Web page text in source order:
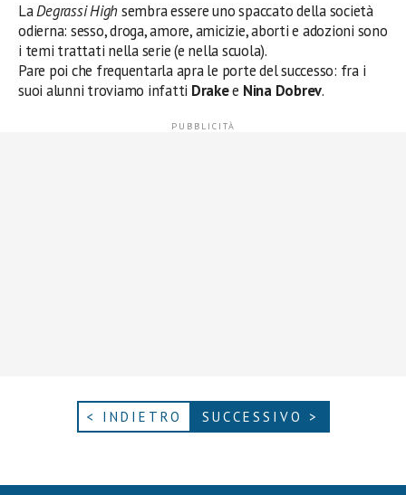
LaDegrassi High sembra essere uno spaccato della società
odierna: sesso, droga, amore, amicizie, aborti e adozioni sono
i temi trattati nella serie (e nella scuola).
Pare poi che frequentarla apra le porte del successo: fra i
suoi alunni troviamo infatti Drakee Nina Dobrev.
< INDIETRO SUCCESSIVO >